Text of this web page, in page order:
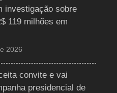
investigação sobre
119 milhões em
2026
convite e vai
presidencial de